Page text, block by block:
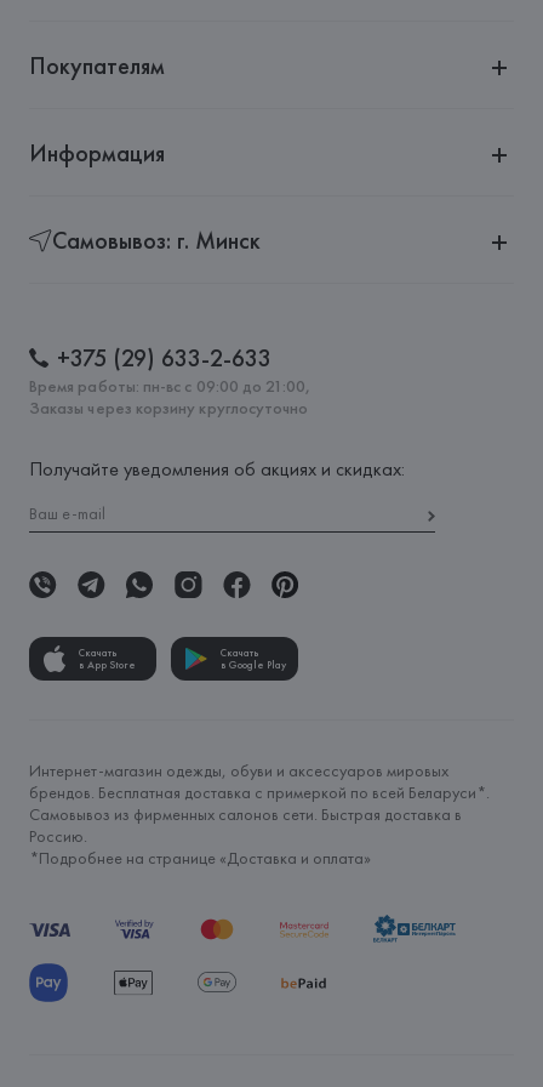
Покупателям
Информация
Самовывоз: г. Минск
+375 (29) 633-2-633
Время работы: пн-вс с 09:00 до 21:00,
Заказы через корзину круглосуточно
Получайте уведомления об акциях и скидках:
Скачать
в App Store
Скачать
в Google Play
Интернет-магазин одежды, обуви и аксессуаров мировых
брендов. Бесплатная доставка с примеркой по всей Беларуси*.
Самовывоз из фирменных салонов сети. Быстрая доставка в
Россию.
*Подробнее на странице «Доставка и оплата»